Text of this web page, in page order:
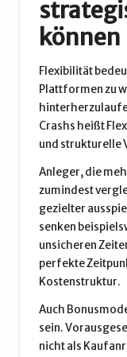
können
Flexibilität
Plattformen zu
Crashs heißt
und strukturelle
Anleger, die
zumindest
gezielter
senken
unsicheren
perfekte
Kostenstruktur.
Auch
sein.
nicht als